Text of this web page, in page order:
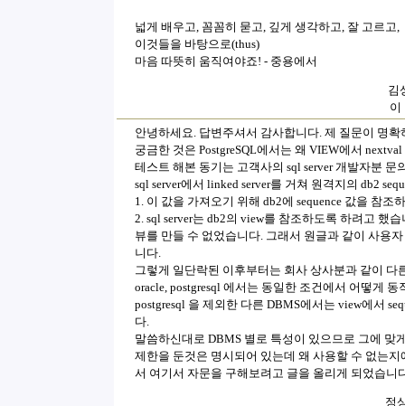
넓게 배우고, 꼼꼼히 묻고, 깊게 생각하고, 잘 고르고,
이것들을 바탕으로(thus)
마음 따뜻히 움직여야죠! - 중용에서
김
이
안녕하세요. 답변주셔서 감사합니다. 제 질문이 명확
궁금한 것은 PostgreSQL에서는 왜 VIEW에서
테스트 해본 동기는 고객사의 sql server 개발자분 문
sql server에서 linked server를 거쳐 원격지의 db2
1. 이 값을 가져오기 위해 db2에 sequence 값을 참조
2. sql server는 db2의 view를 참조하도록 하려고 했
뷰를 만들 수 없었습니다. 그래서 원글과 같이 사용
니다.
그렇게 일단락된 이후부터는 회사 상사분과 같이 다
oracle, postgresql 에서는 동일한 조건에서 어떻게
postgresql 을 제외한 다른 DBMS에서는 view에서
다.
말씀하신대로 DBMS 별로 특성이 있으므로 그에 맞
제한을 둔것은 명시되어 있는데 왜 사용할 수 없는
서 여기서 자문을 구해보려고 글을 올리게 되었습니
정